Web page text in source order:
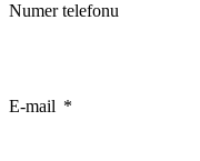
Numer telefonu
E-mail